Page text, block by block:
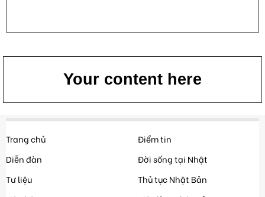
Your content here
Trang chủ
Diễn đàn
Tư liệu
Điểm tin
Đời sống tại Nhật
Thủ tục Nhật Bản